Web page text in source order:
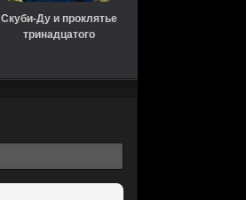
Скуби-Ду и проклятье
тринадцатого